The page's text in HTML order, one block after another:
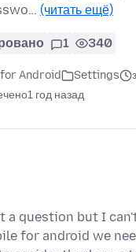
(читать ещё)
1 340
Android Settings
1 год назад
a question but I
for android we